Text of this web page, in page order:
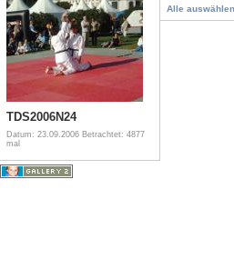
TDS2006N24
Datum: 23.09.2006 Betrachtet: 4877
mal
Alle auswählen